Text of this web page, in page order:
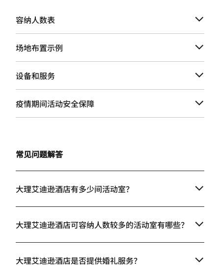
容纳人数表
场地布置示例
设备和服务
疫情期间活动安全保障
常见问题解答
大理艾迪逊酒店有多少间活动室？
大理艾迪逊酒店可容纳人数较多的活动室有哪些？
大理艾迪逊酒店是否提供婚礼服务？